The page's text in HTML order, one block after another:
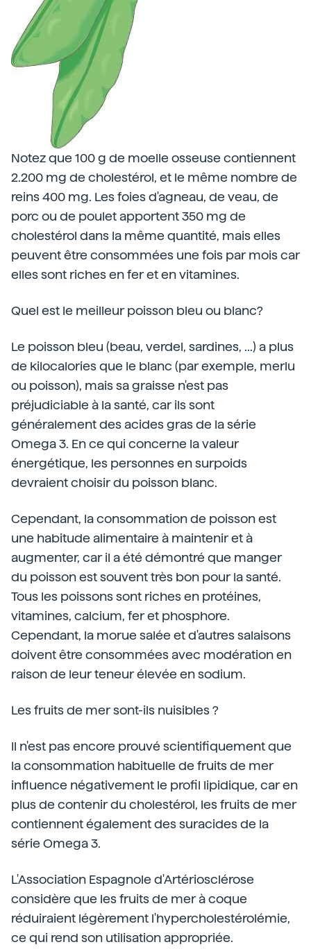
Notez que 100 g de moelle osseuse contiennent
2.200 mg de cholestérol, et le même nombre de
reins 400 mg. Les foies d'agneau, de veau, de
porc ou de poulet apportent 350 mg de
cholestérol dans la même quantité, mais elles
peuvent être consommées une fois par mois car
elles sont riches en fer et en vitamines.
Quel est le meilleur poisson bleu ou blanc?
Le poisson bleu (beau, verdel, sardines, ...) a plus
de kilocalories que le blanc (par exemple, merlu
ou poisson), mais sa graisse n'est pas
préjudiciable à la santé, car ils sont
généralement des acides gras de la série
Omega 3. En ce qui concerne la valeur
énergétique, les personnes en surpoids
devraient choisir du poisson blanc.
Cependant, la consommation de poisson est
une habitude alimentaire à maintenir et à
augmenter, car il a été démontré que manger
du poisson est souvent très bon pour la santé.
Tous les poissons sont riches en protéines,
vitamines, calcium, fer et phosphore.
Cependant, la morue salée et d'autres salaisons
doivent être consommées avec modération en
raison de leur teneur élevée en sodium.
Les fruits de mer sont-ils nuisibles ?
Il n'est pas encore prouvé scientifiquement que
la consommation habituelle de fruits de mer
influence négativement le profil lipidique, car en
plus de contenir du cholestérol, les fruits de mer
contiennent également des suracides de la
série Omega 3.
L'Association Espagnole d'Artériosclérose
considère que les fruits de mer à coque
réduiraient légèrement l'hypercholestérolémie,
ce qui rend son utilisation appropriée.